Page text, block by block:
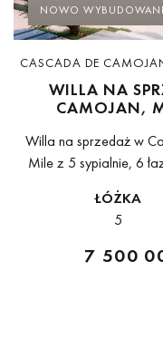
NOWO
CASCADA DE
WILLA NA
CAMOJAN,
Willa na sprzedaż w
Mile z 5 sypialnie, 6
ŁÓŻKA
5
7 500